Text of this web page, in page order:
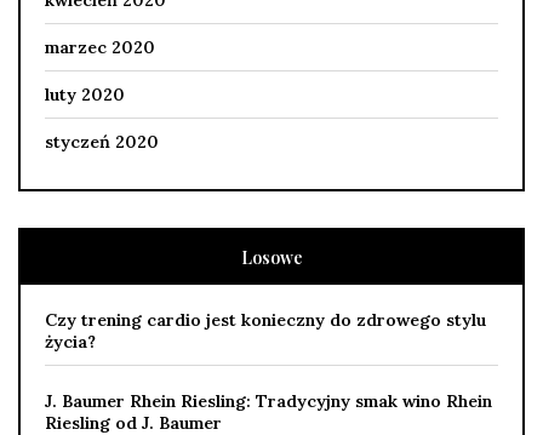
marzec 2020
luty 2020
styczeń 2020
Losowe
Czy trening cardio jest konieczny do zdrowego stylu
życia?
J. Baumer Rhein Riesling: Tradycyjny smak wino Rhein
Riesling od J. Baumer